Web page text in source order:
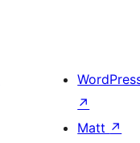
↗
Matt ↗